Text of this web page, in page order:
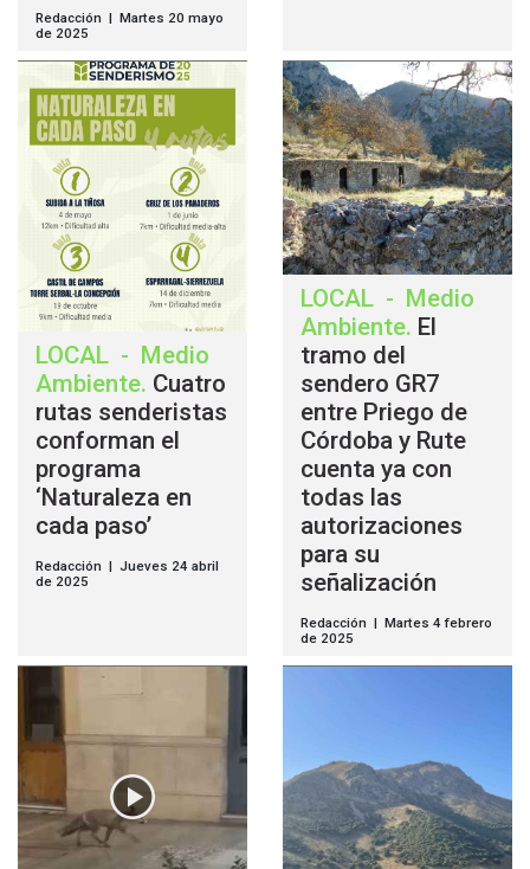
Redacción | Martes 20 mayo
de 2025
LOCAL - Medio
Ambiente. Cuatro
rutas senderistas
conforman el
programa
‘Naturaleza en
cada paso’
Redacción | Jueves 24 abril
de 2025
LOCAL - Medio
Ambiente. El
tramo del
sendero GR7
entre Priego de
Córdoba y Rute
cuenta ya con
todas las
autorizaciones
para su
señalización
Redacción | Martes 4 febrero
de 2025